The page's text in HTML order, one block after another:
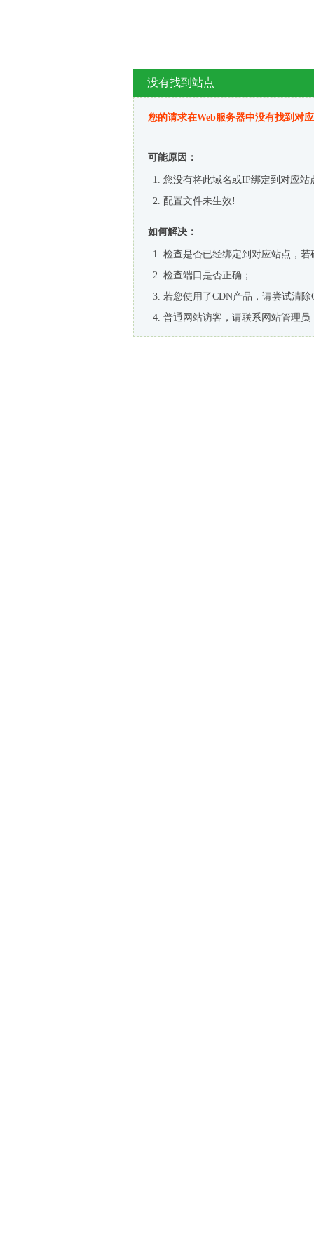
没有找到站点
您的请求在Web服务器中没有找到对
可能原因：
您没有将此域名或IP绑定到对应站
配置文件未生效!
如何解决：
检查是否已经绑定到对应站点，
检查端口是否正确；
若您使用了CDN产品，请尝试清除
普通网站访客，请联系网站管理员